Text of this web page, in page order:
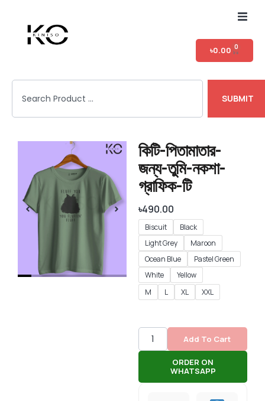
৳0.00 0
SUBMIT
কিটি-পিতামাতার-
জন্য-তুমি-নকশা-
গ্রাফিক-টি
৳490.00
Biscuit
Black
Light Grey
Maroon
Ocean Blue
Pastel Green
White
Yellow
M
L XL XXL
Add To Cart
ORDER ON
WHATSAPP